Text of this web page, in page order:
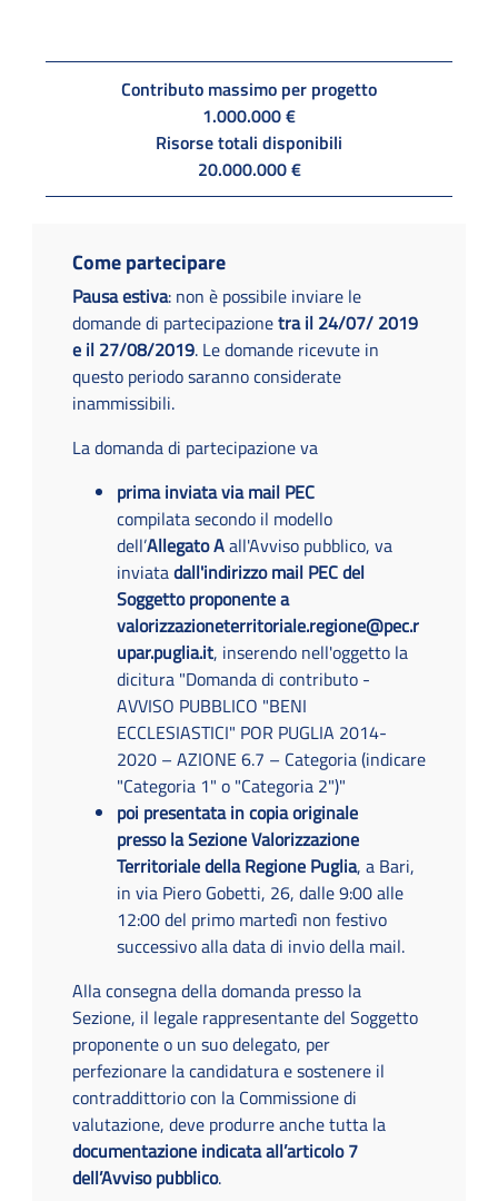
Contributo massimo per progetto
1.000.000 €
Risorse totali disponibili
20.000.000 €
Come partecipare
Pausa estiva: non è possibile inviare le
domande di partecipazionetra il 24/07/ 2019
e il 27/08/2019. Le domande ricevute in
questo periodo saranno considerate
inammissibili.
La domanda di partecipazione va
prima inviata via mail PEC
compilata secondo il modello
dell’Allegato Aall'Avviso pubblico, va
inviatadall'indirizzo mail PEC del
Soggetto proponente a
valorizzazioneterritoriale.regione@pec.r
upar.puglia.it, inserendo nell'oggetto la
dicitura "Domanda di contributo -
AVVISO PUBBLICO "BENI
ECCLESIASTICI" POR PUGLIA 2014-
2020 – AZIONE 6.7 – Categoria (indicare
"Categoria 1" o "Categoria 2")"
poi presentata in copia originale
presso la Sezione Valorizzazione
Territoriale della Regione Puglia, a Bari,
in via Piero Gobetti, 26, dalle 9:00 alle
12:00 del primo martedì non festivo
successivo alla data di invio della mail.
Alla consegna della domanda presso la
Sezione, il legale rappresentante del Soggetto
proponente o un suo delegato, per
perfezionare la candidatura e sostenere il
contraddittorio con la Commissione di
valutazione, deve produrre anche tutta la
documentazione indicata all’articolo 7
dell’Avviso pubblico.